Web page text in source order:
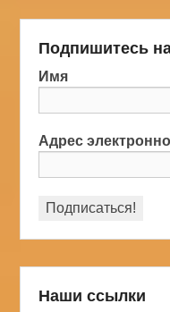
Подпишитесь
Имя
Адрес
Наши ссылки